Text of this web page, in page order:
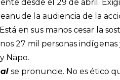
desde el 29 de abril.
la audiencia de la
en sus manos cesar la
27 mil personas indígenas
Napo.
se pronuncie. No es ético